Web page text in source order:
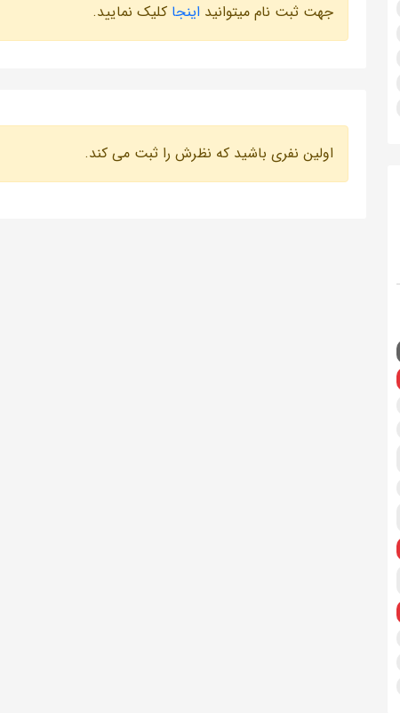
جهت ثبت نام میتوانید اینجا کلیک نمایید.
اولین نفری باشید که نظرش را ثبت می کند.